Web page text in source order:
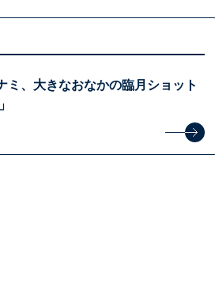
ミ、大きなおなかの臨月ショット